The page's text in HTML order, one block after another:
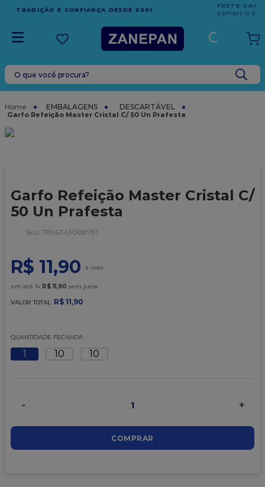
FRETE GRÁTIS
EM COMPRAS ACIMA DE R$1.000,00 PARA O
ESPÍRITO SANTO
O que você procura?
EMBALAGENS DESCARTÁVEL
Garfo Refeição Master Cristal C/ 50 Un Prafesta
Garfo Refeição Master Cristal C/
50 Un Prafesta
: 7896343088781
R$ 11,90
em até 1x R$ 11 ,90 sem juros
VALOR TOTAL: R$ 11,90
QUANTIDADE FECHADA
1 10 10
- 1 +
COMPRAR
TERMOS MAIS BUSCADOS
caixa
6º
sacola
9º
caixa kraft
10º chocolate